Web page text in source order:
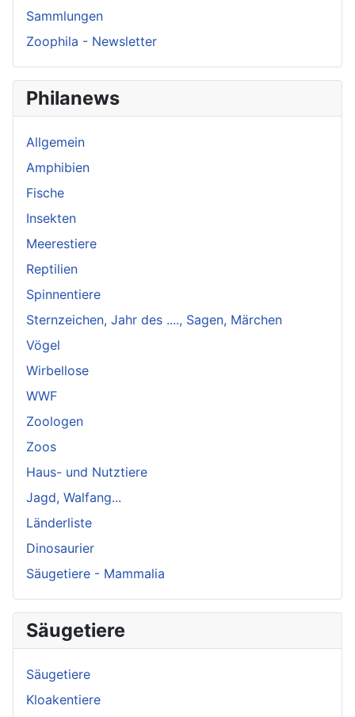
Sammlungen
Zoophila - Newsletter
Philanews
Allgemein
Amphibien
Fische
Insekten
Meerestiere
Reptilien
Spinnentiere
Sternzeichen, Jahr des ...., Sagen, Märchen
Vögel
Wirbellose
WWF
Zoologen
Zoos
Haus- und Nutztiere
Jagd, Walfang...
Länderliste
Dinosaurier
Säugetiere - Mammalia
Säugetiere
Säugetiere
Kloakentiere